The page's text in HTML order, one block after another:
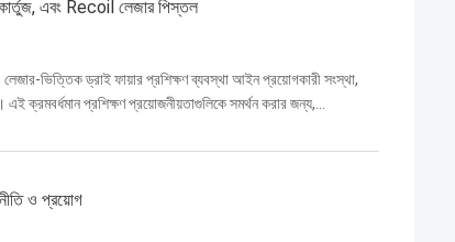
এবং Recoil লেজার পিস্তল
লেজার-ভিত্তিক ড্রাই ফায়ার প্রশিক্ষণ ব্যবস্থা আইন প্রয়োগকারী সংস্থা,
এই ক্রমবর্ধমান প্রশিক্ষণ প্রয়োজনীয়তাগুলিকে সমর্থন করার জন্য,
ও প্রয়োগ